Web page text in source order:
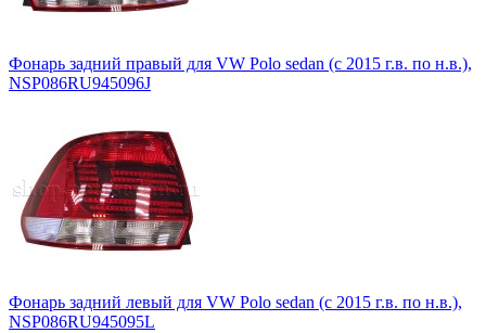
Фонарь задний правый для VW Polo sedan (с 2015 г.в. по н.в.),
NSP086RU945096J
Фонарь задний левый для VW Polo sedan (с 2015 г.в. по н.в.),
NSP086RU945095L